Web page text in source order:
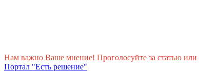
Нам важно Ваше мнение! Проголосуйте за статью или
Портал "Есть решение"